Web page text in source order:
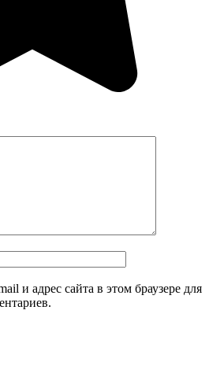
и адрес сайта в этом браузере для